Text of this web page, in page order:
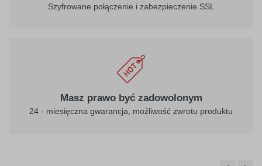
Szyfrowane połączenie i zabezpieczenie SSL
Masz prawo być zadowolonym
24 - miesięczna gwarancja, możliwość zwrotu produktu